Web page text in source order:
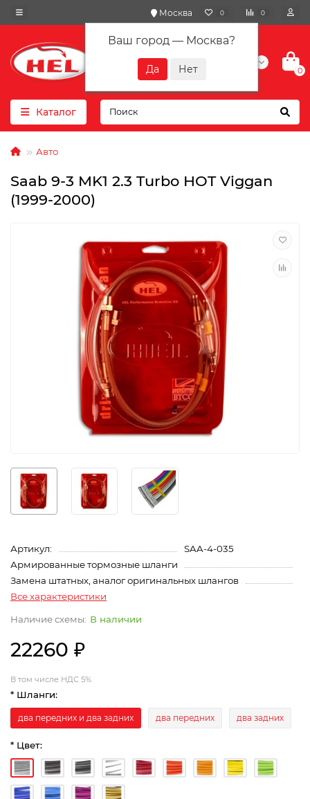
Москва
Ваш город — Москва?
0 0
+7(901) 417-10-01
0
Каталог
Авто
Saab 9-3 MK1 2.3 Turbo HOT Viggan
(1999-2000)
Артикул:
SAA-4-035
Армированные тормозные шланги
Замена штатных, аналог оригинальных шлангов
Все характеристики
В наличии
22260 ₽
В том числе НДС 5%
* Шланги:
два передних и два задних два передних два задних
* Цвет: